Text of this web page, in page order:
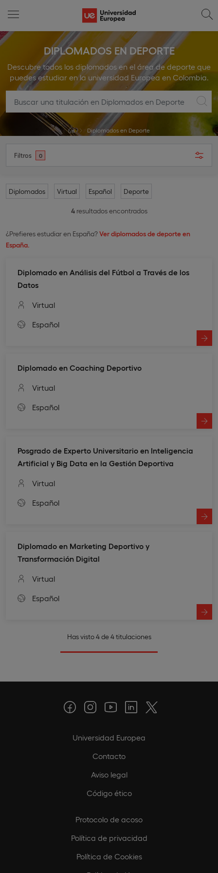
DIPLOMADOS EN DEPORTE
Descubre todos los diplomados en el área de deporte que
puedes estudiar en la universidad Europea en Colombia.
Diplomados en Deporte
Filtros 0
Diplomados Virtual Español Deporte
4resultados encontrados
¿Prefieres estudiar en España?Ver diplomados de deporte en
España.
Diplomado en Análisis del Fútbol a Través de los
Datos
Virtual
Español
Diplomado en Coaching Deportivo
Virtual
Español
Posgrado de Experto Universitario en Inteligencia
Artificial y Big Data en la Gestión Deportiva
Virtual
Español
Diplomado en Marketing Deportivo y
Transformación Digital
Virtual
Español
Has visto 4 de 4 titulaciones
Universidad Europea
Contacto
Aviso legal
Código ético
Protocolo de acoso
Política de privacidad
Política de Cookies